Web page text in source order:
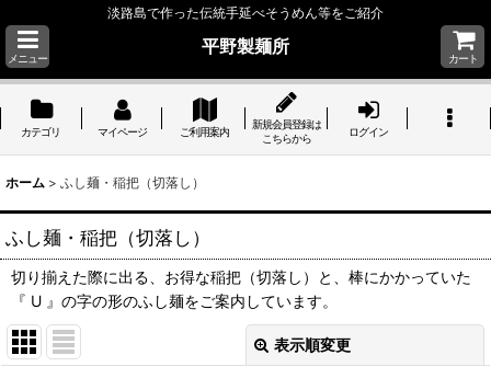
淡路島で作った伝統手延べそうめん等をご紹介
メニュー
平野製麺所
カート
カテゴリ マイページ ご利用案内
新規会員登録は
こちらから
ログイン
ホーム > ふし麺・稲把（切落し）
ふし麺・稲把（切落し）
切り揃えた際に出る、お得な稲把（切落し）と、棒にかかっていた
『 U 』の字の形のふし麺をご案内しています。
表示順変更